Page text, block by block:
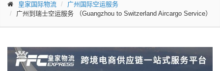
皇家国际物流
广州国际空运服务
广州到瑞士空运服务 （Guangzhou to Switzerland Aircargo Service）